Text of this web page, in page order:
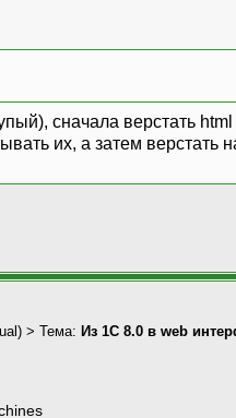
сначала верстать html
их, а затем верстать
) > Тема: Из 1С 8.0 в web